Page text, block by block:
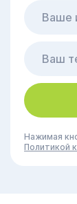
Нажимая
Политикой